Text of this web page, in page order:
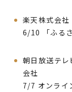
楽天株式会社
6/10 「ふる
朝日放送テ
会社
7/7 オンライ